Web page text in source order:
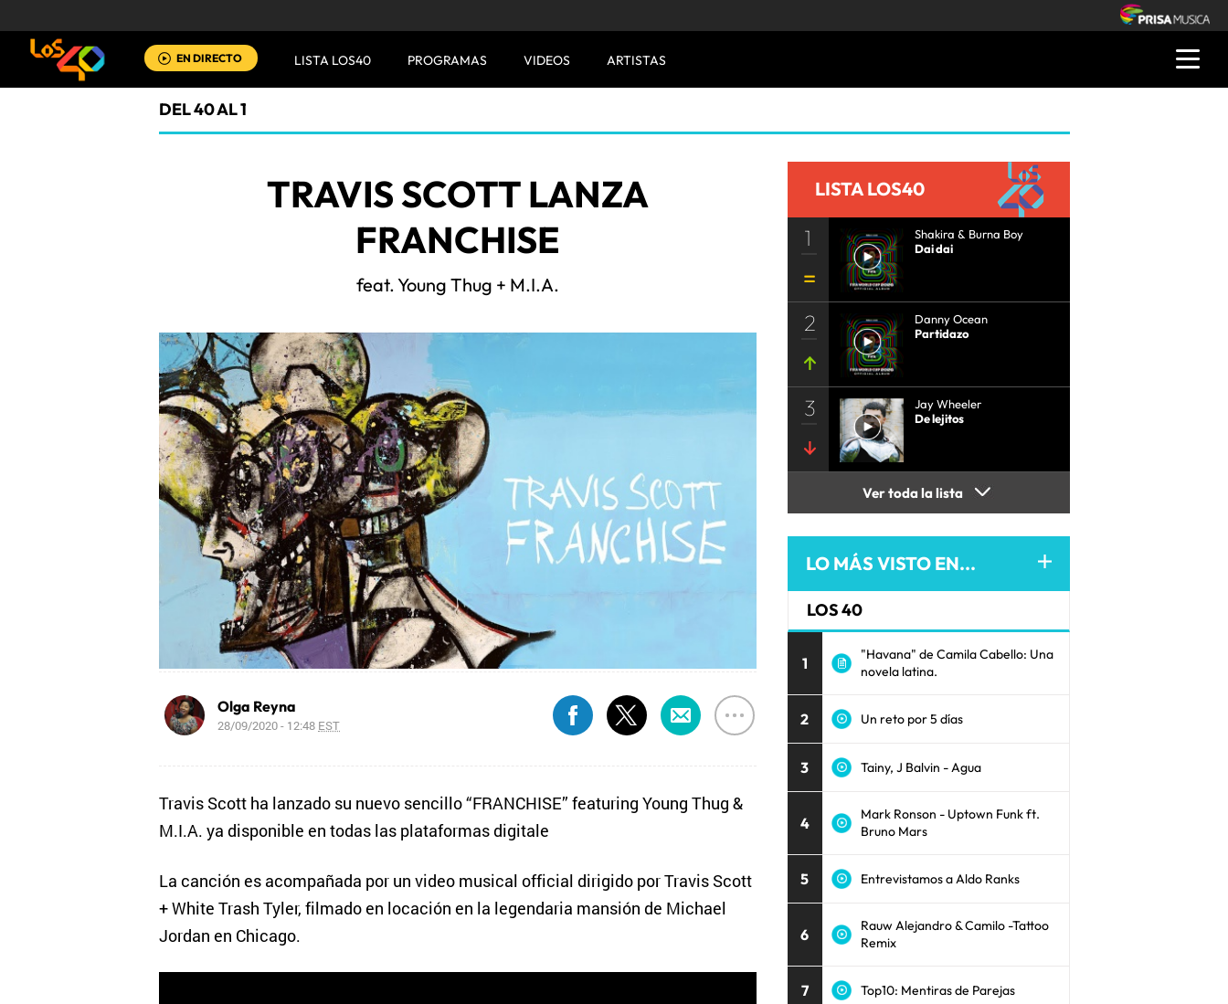
EN DIRECTO LISTA LOS40 PROGRAMAS VIDEOS ARTISTAS
DEL 40 AL 1
TRAVIS SCOTT LANZA
FRANCHISE
feat. Young Thug + M.I.A.
Olga Reyna
28/09/2020 - 12:48 EST
Travis Scott ha lanzado su nuevo sencillo “FRANCHISE” featuring Young Thug &
M.I.A. ya disponible en todas las plataformas digitale
La canción es acompañada por un video musical official dirigido por Travis Scott
+ White Trash Tyler, filmado en locación en la legendaria mansión de Michael
Jordan en Chicago.
LISTA LOS40
1
Shakira & Burna Boy
Dai dai
2
Danny Ocean
Partidazo
3
Jay Wheeler
De lejitos
Ver toda la lista
LO MÁS VISTO EN...
LOS 40
1
"Havana" de Camila Cabello: Una
novela latina.
2 Un reto por 5 días
3 Tainy, J Balvin - Agua
4
Mark Ronson - Uptown Funk ft.
Bruno Mars
5 Entrevistamos a Aldo Ranks
6
Rauw Alejandro & Camilo -Tattoo
Remix
7 Top10: Mentiras de Parejas